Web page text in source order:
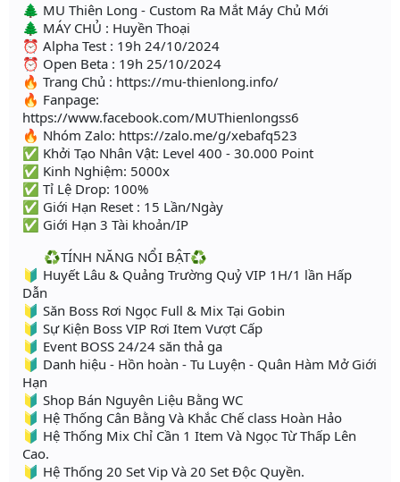
🌲 MU Thiên Long - Custom Ra Mắt Máy Chủ Mới
🌲 MÁY CHỦ : Huyền Thoại
⏰ Alpha Test : 19h 24/10/2024
⏰ Open Beta : 19h 25/10/2024
🔥 Trang Chủ : https://mu-thienlong.info/
🔥 Fanpage:
https://www.facebook.com/MUThienlongss6
🔥 Nhóm Zalo: https://zalo.me/g/xebafq523
✅ Khởi Tạo Nhân Vật: Level 400 - 30.000 Point
✅ Kinh Nghiệm: 5000x
✅ Tỉ Lệ Drop: 100%
✅ Giới Hạn Reset : 15 Lần/Ngày
✅ Giới Hạn 3 Tài khoản/IP
♻️TÍNH NĂNG NỔI BẬT♻️
🔰 Huyết Lâu & Quảng Trường Quỷ VIP 1H/1 lần Hấp
Dẫn
🔰 Săn Boss Rơi Ngọc Full & Mix Tại Gobin
🔰 Sự Kiện Boss VIP Rơi Item Vượt Cấp
🔰 Event BOSS 24/24 săn thả ga
🔰 Danh hiệu - Hồn hoàn - Tu Luyện - Quân Hàm Mở Giới
Hạn
🔰 Shop Bán Nguyên Liệu Bằng WC
🔰 Hệ Thống Cân Bằng Và Khắc Chế class Hoàn Hảo
🔰 Hệ Thống Mix Chỉ Cần 1 Item Và Ngọc Từ Thấp Lên
Cao.
🔰 Hệ Thống 20 Set Vip Và 20 Set Độc Quyền.